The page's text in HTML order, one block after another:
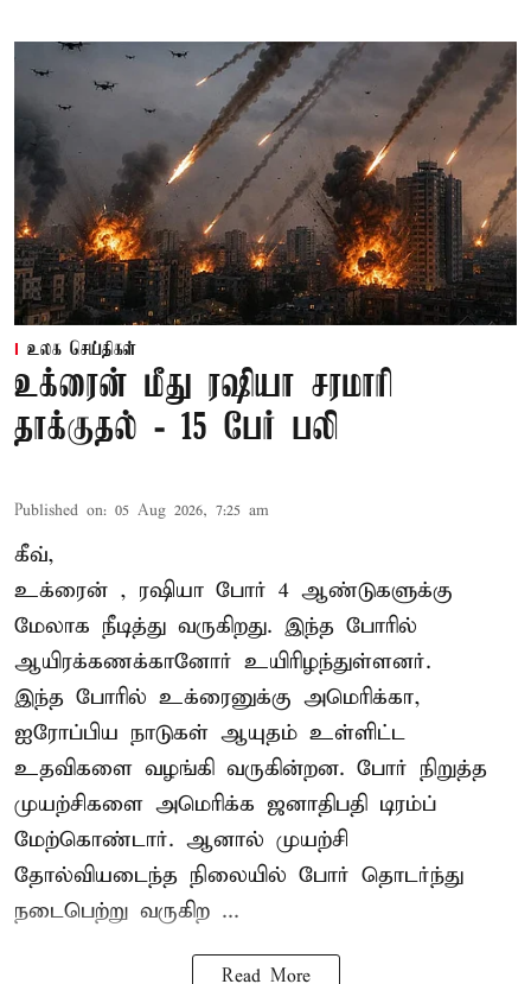
உலக செய்திகள்
உக்ரைன் மீது ரஷியா சரமாரி
தாக்குதல் - 15 பேர் பலி
Published on: 05 Aug 2026, 7:25 am
கீவ்,
உக்ரைன் , ரஷியா போர் 4 ஆண்டுகளுக்கு
மேலாக நீடித்து வருகிறது. இந்த போரில்
ஆயிரக்கணக்கானோர் உயிரிழந்துள்ளனர்.
இந்த போரில் உக்ரைனுக்கு அமெரிக்கா,
ஐரோப்பிய நாடுகள் ஆயுதம் உள்ளிட்ட
உதவிகளை வழங்கி வருகின்றன. போர் நிறுத்த
முயற்சிகளை அமெரிக்க ஜனாதிபதி டிரம்ப்
மேற்கொண்டார். ஆனால் முயற்சி
தோல்வியடைந்த நிலையில் போர் தொடர்ந்து
நடைபெற்று வருகிற ...
Read More